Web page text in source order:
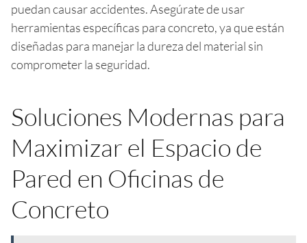
puedan causar accidentes. Asegúrate de usar
herramientas específicas para concreto, ya que están
diseñadas para manejar la dureza del material sin
comprometer la seguridad.
Soluciones Modernas para
Maximizar el Espacio de
Pared en Oficinas de
Concreto